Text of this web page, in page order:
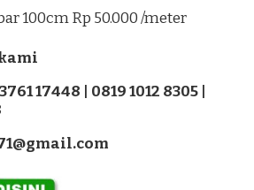
100cm Rp 50.000 /meter
17448 | 0819 1012 8305 |